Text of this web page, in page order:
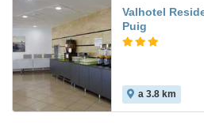
Valhotel
Puig
a 3.8 km